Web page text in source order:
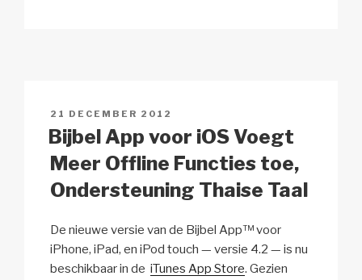
n
e
p
r
e
c
r
i
n
k
o
o
k
p
at
GEPLAATST
OP
21 DECEMBER 2012
Bijbel App voor iOS Voegt
Meer Offline Functies toe,
Ondersteuning Thaise Taal
De nieuwe versie van de Bijbel App™ voor
iPhone, iPad, en iPod touch — versie 4.2 — is nu
beschikbaar in de iTunes App Store. Gezien